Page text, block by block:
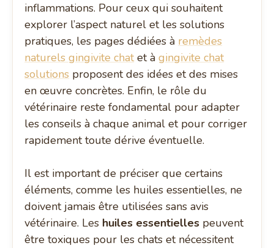
inflammations. Pour ceux qui souhaitent
explorer l’aspect naturel et les solutions
pratiques, les pages dédiées à remèdes
naturels gingivite chatet àgingivite chat
solutions proposent des idées et des mises
en œuvre concrètes. Enfin, le rôle du
vétérinaire reste fondamental pour adapter
les conseils à chaque animal et pour corriger
rapidement toute dérive éventuelle.
Il est important de préciser que certains
éléments, comme les huiles essentielles, ne
doivent jamais être utilisées sans avis
vétérinaire. Les huiles essentielles peuvent
être toxiques pour les chats et nécessitent